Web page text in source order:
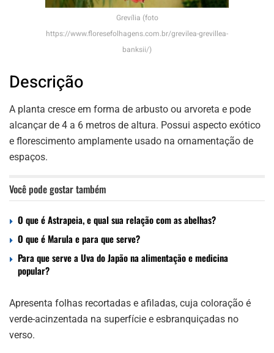
Grevília (foto
https://www.floresefolhagens.com.br/grevilea-grevillea-
banksii/)
Descrição
A planta cresce em forma de arbusto ou arvoreta e pode
alcançar de 4 a 6 metros de altura. Possui aspecto exótico
e florescimento amplamente usado na ornamentação de
espaços.
Você pode gostar também
O que é Astrapeia, e qual sua relação com as abelhas?
O que é Marula e para que serve?
Para que serve a Uva do Japão na alimentação e medicina
popular?
Apresenta folhas recortadas e afiladas, cuja coloração é
verde-acinzentada na superfície e esbranquiçadas no
verso.